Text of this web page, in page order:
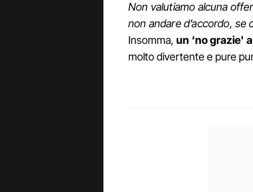
Non valutiamo alcuna
non andare d’accordo, se
Insomma, un ‘no grazie'
molto divertente e pure